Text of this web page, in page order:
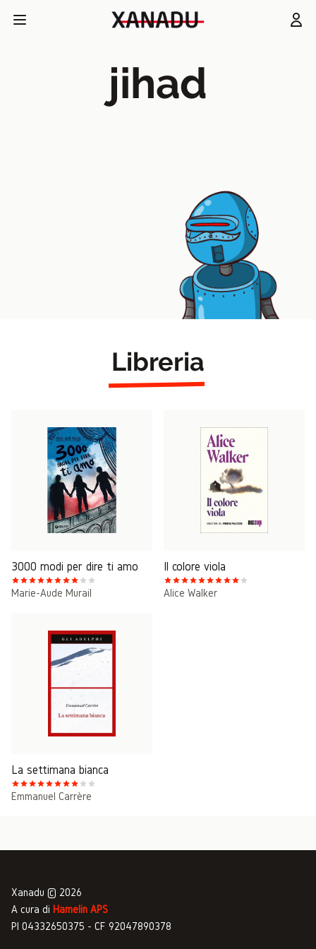
jihad
Libreria
3000 modi per dire ti amo
Marie-Aude Murail
Il colore viola
Alice Walker
La settimana bianca
Emmanuel Carrère
Xanadu © 2026
A cura di Hamelin APS
PI 04332650375 - CF 92047890378